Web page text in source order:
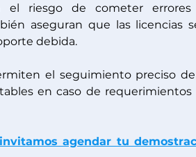
el riesgo de cometer
aseguran que las licencias
debida.
el seguimiento preciso
en caso de requerimientos
agendar tu